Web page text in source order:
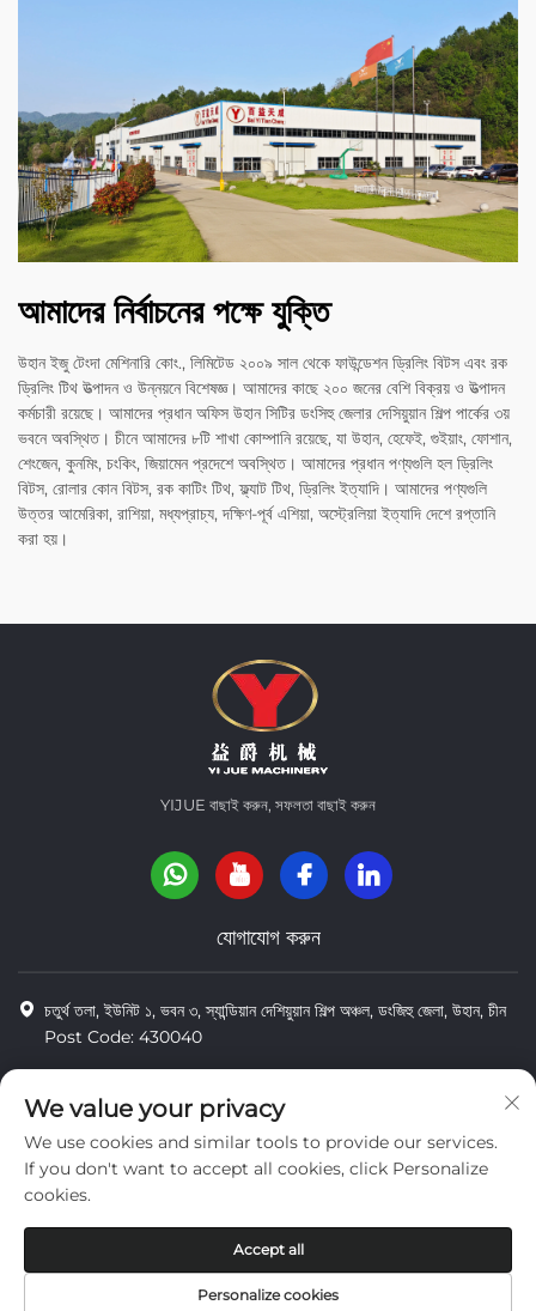
আমাদের নির্বাচনের পক্ষে যুক্তি
উহান ইজু টেংদা মেশিনারি কোং., লিমিটেড ২০০৯ সাল থেকে ফাউন্ডেশন ড্রিলিং বিটস এবং রক
ড্রিলিং টিথ উত্পাদন ও উন্নয়নে বিশেষজ্ঞ। আমাদের কাছে ২০০ জনের বেশি বিক্রয় ও উত্পাদন
কর্মচারী রয়েছে। আমাদের প্রধান অফিস উহান সিটির ডংসিহু জেলার দেসিয়ুয়ান শিল্প পার্কের ৩য়
ভবনে অবস্থিত। চীনে আমাদের ৮টি শাখা কোম্পানি রয়েছে, যা উহান, হেফেই, গুইয়াং, ফোশান,
শেংজেন, কুনমিং, চংকিং, জিয়ামেন প্রদেশে অবস্থিত। আমাদের প্রধান পণ্যগুলি হল ড্রিলিং
বিটস, রোলার কোন বিটস, রক কাটিং টিথ, ফ্ল্যাট টিথ, ড্রিলিং ইত্যাদি। আমাদের পণ্যগুলি
উত্তর আমেরিকা, রাশিয়া, মধ্যপ্রাচ্য, দক্ষিণ-পূর্ব এশিয়া, অস্ট্রেলিয়া ইত্যাদি দেশে রপ্তানি
করা হয়।
YIJUE বাছাই করুন, সফলতা বাছাই করুন
যোগাযোগ করুন
চতুর্থ তলা, ইউনিট ১, ভবন ৩, স্যান্ডিয়ান দেশিয়ুয়ান শিল্প অঞ্চল, ডংজিহু জেলা, উহান, চীন
Post Code: 430040
8618971664820
[email protected]
গোপনীয়তা
We value your privacy
We use cookies and similar tools to provide our services.
If you don't want to accept all cookies, click Personalize
cookies.
Personalize cookies
Accept all